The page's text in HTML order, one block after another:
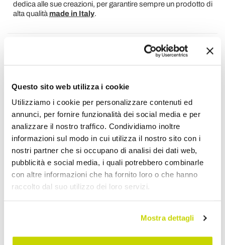
Questo sito web utilizza i cookie
Utilizziamo i cookie per personalizzare contenuti ed
annunci, per fornire funzionalità dei social media e per
analizzare il nostro traffico. Condividiamo inoltre
informazioni sul modo in cui utilizza il nostro sito con i
nostri partner che si occupano di analisi dei dati web,
pubblicità e social media, i quali potrebbero combinarle
con altre informazioni che ha fornito loro o che hanno
raccolto dal suo utilizzo dei loro servizi.
Mostra dettagli
dedica alle sue creazioni, per garantire sempre un prodotto di
alta qualità made in Italy.
Devi accedere per poter scrivere la tua opinione.
Aggiungi alla Wish List